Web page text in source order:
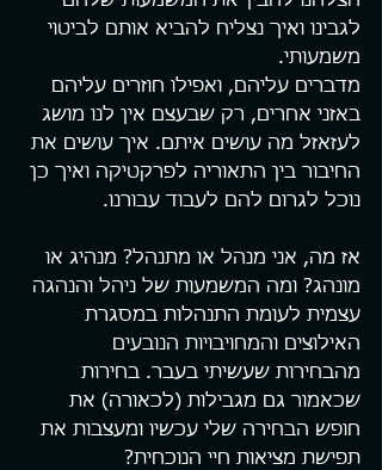
לגבינו ואיך נצליח להביא אותם לביטוי
משמעותי.
מדברים עליהם, ואפילו חוזרים עליהם
באזני אחרים, רק שבעצם אין לנו מושג
לעזאזל מה עושים איתם. איך עושים את
החיבור בין התאוריה לפרקטיקה ואיך כן
נוכל לגרום להם לעבוד עבורנו.
אז מה, אני מנהל או מתנהל? מנהיג או
מונהג? ומה המשמעות של ניהל והנהגה
עצמית לעומת התנהלות במסגרת
האילוצים והמחויבויות הנובעים
מהבחירות שעשיתי בעבר. בחירות
שכאמור גם מגבילות (לכאורה) את
חופש הבחירה שלי עכשיו ומעצבות את
תפישת מציאות חיי הנוכחית?